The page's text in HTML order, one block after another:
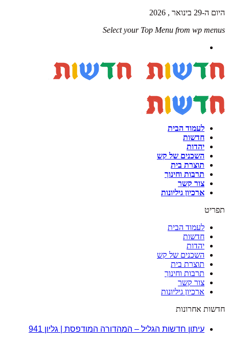
היום ה-29 בינואר , 2026
Select your Top Menu from wp menus
לעמוד הבית
חדשות
יהדות
השכנים של קש
תוצרת בית
תרבות וחינוך
צור קשר
ארכיון גיליונות
תפריט
לעמוד הבית
חדשות
יהדות
השכנים של קש
תוצרת בית
תרבות וחינוך
צור קשר
ארכיון גיליונות
חדשות אחרונות
עיתון חדשות הגליל – המהדורה המודפסת | גליון 941